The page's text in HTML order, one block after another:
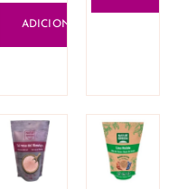
ADICIONAR